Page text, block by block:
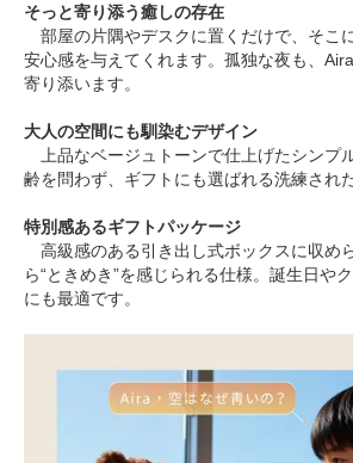
そっと寄り添う癒しの存在
部屋の片隅やデスクに置くだけで、そこ
安心感を与えてくれます。孤独な夜も、
寄り添います。
大人の空間にも馴染むデザイン
上品なベージュトーンで仕上げたシンプ
齢を問わず、ギフトにも選ばれる洗練され
特別感あるギフトパッケージ
高級感のある引き出し式ボックスに収め
ら“ときめき”を感じられる仕様。誕生日や
にも最適です。